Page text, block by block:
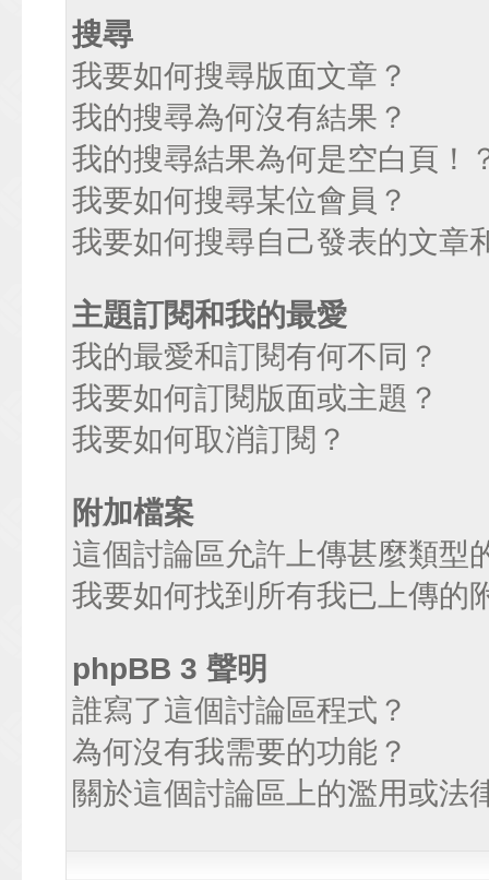
搜尋
我要如何搜尋版面文章？
我的搜尋為何沒有結果？
我的搜尋結果為何是空白頁！
我要如何搜尋某位會員？
我要如何搜尋自己發表的文章
主題訂閱和我的最愛
我的最愛和訂閱有何不同？
我要如何訂閱版面或主題？
我要如何取消訂閱？
附加檔案
這個討論區允許上傳甚麼類型
我要如何找到所有我已上傳的
phpBB 3 聲明
誰寫了這個討論區程式？
為何沒有我需要的功能？
關於這個討論區上的濫用或法